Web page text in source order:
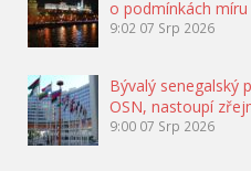
o podmínkách
9:02 07 Srp 2026
Bývalý senegalský
OSN, nastoupí
9:00 07 Srp 2026